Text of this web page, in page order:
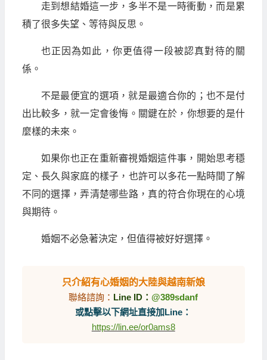
走到想結婚這一步，多半不是一時衝動，而是累
積了很多失望、等待與反思。
也正因為如此，你更值得一段被認真對待的關
係。
不是最便宜的選項，就是最適合你的；也不是付
出比較多，就一定會後悔。關鍵在於，你想要的是什
麼樣的未來。
如果你也正在重新審視婚姻這件事，開始思考穩
定、長久與家庭的樣子，也許可以多花一點時間了解
不同的選擇，弄清楚哪些路，真的符合你現在的心境
與期待。
婚姻不必急著決定，但值得被好好選擇。
只介紹有心婚姻的大陸與越南新娘
聯絡諮詢： Line ID：@389sdanf
或點擊以下網址直接加Line：
https://lin.ee/or0ams8